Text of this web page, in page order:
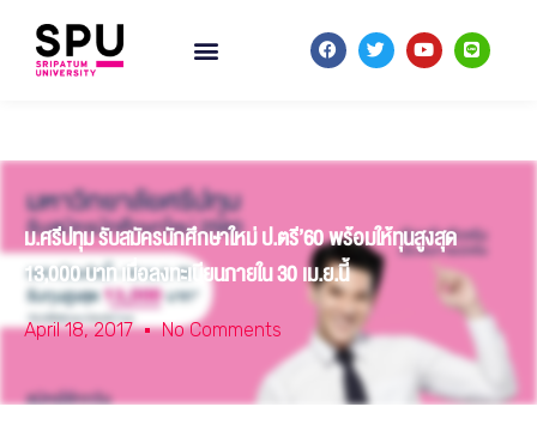
ม.ศรีปทุม รับสมัครนักศึกษาใหม่ ป.ตรี’60 พร้อมให้ทุนสูงสุด
13,000 บาท เมื่อลงทะเบียนภายใน 30 เม.ย.นี้
April 18, 2017 No Comments